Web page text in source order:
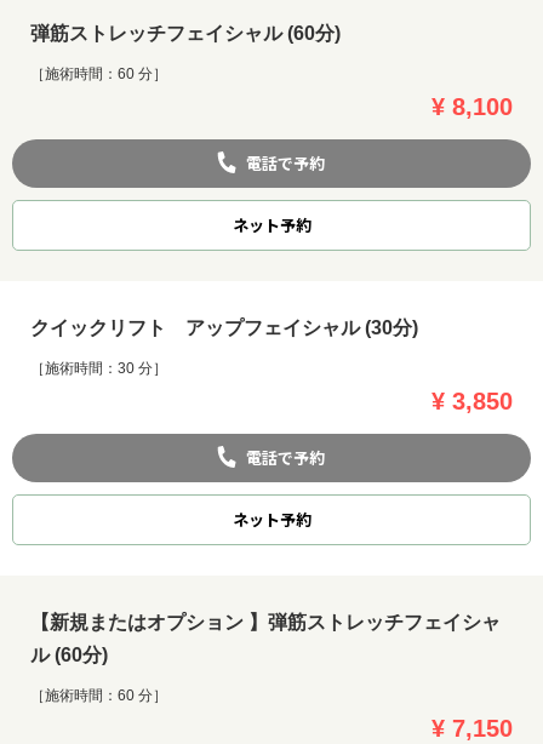
弾筋ストレッチフェイシャル (60分)
［施術時間：60 分］
¥ 8,100
電話で予約
ネット予約
クイックリフト アップフェイシャル (30分)
［施術時間：30 分］
¥ 3,850
電話で予約
ネット予約
【新規またはオプション 】弾筋ストレッチフェイシャ
ル (60分)
［施術時間：60 分］
¥ 7,150